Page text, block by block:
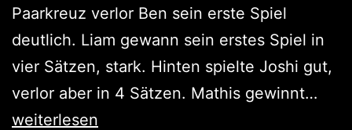
Paarkreuz verlor Ben sein erste Spiel
deutlich. Liam gewann sein erstes Spiel in
vier Sätzen, stark. Hinten spielte Joshi gut,
verlor aber in 4 Sätzen. Mathis gewinnt…
weiterlesen